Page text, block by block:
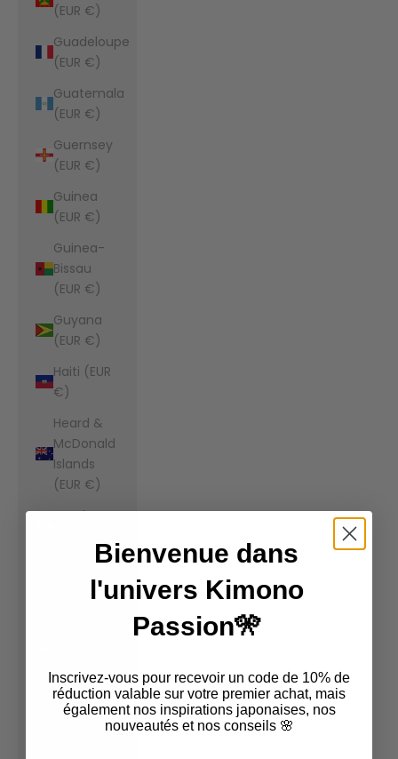
(EUR €)
Guadeloupe
(EUR €)
Guatemala
(EUR €)
Guernsey
(EUR €)
Guinea
(EUR €)
Guinea-
Bissau
(EUR €)
Guyana
(EUR €)
Haiti (EUR
€)
Heard &
McDonald
Islands
(EUR €)
Honduras
Hong Kong
SAR (EUR
Iceland
(EUR €)
Bienvenue dans
l'univers Kimono
Passion🎌
Inscrivez-vous pour recevoir un code de 10% de
réduction valable sur votre premier achat, mais
également nos inspirations japonaises, nos
nouveautés et nos conseils 🌸